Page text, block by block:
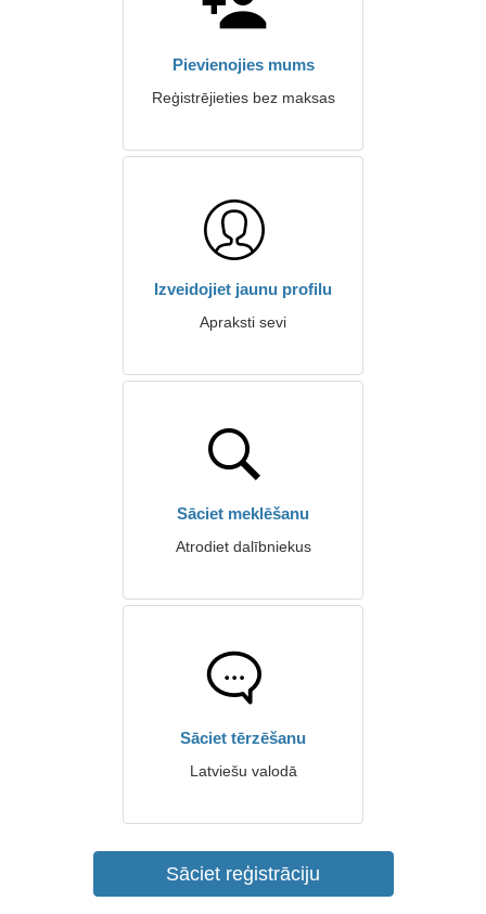
Pievienojies mums
Reģistrējieties bez maksas
Izveidojiet jaunu profilu
Apraksti sevi
Sāciet meklēšanu
Atrodiet dalībniekus
Sāciet tērzēšanu
Latviešu valodā
Sāciet reģistrāciju